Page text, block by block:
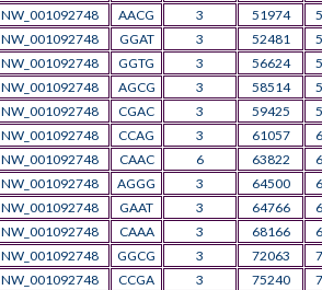
NW_001092748 AACG 3 51974
NW_001092748 GGAT 3 52481
NW_001092748 GGTG 3 56624
NW_001092748 AGCG 3 58514
NW_001092748 CGAC 3 59425
NW_001092748 CCAG 3 61057
NW_001092748 CAAC 6 63822
NW_001092748 AGGG 3 64500
NW_001092748 GAAT 3 64766
NW_001092748 CAAA 3 68166
NW_001092748 GGCG 3 72063
NW_001092748 CCGA 3 75240